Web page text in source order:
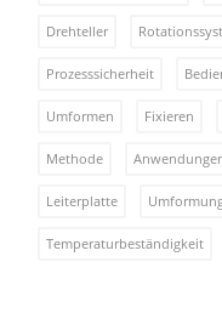
Drehteller
Prozesssicherheit
Umformen Fixieren
Methode
Leiterplatte
Temperaturbeständigkeit